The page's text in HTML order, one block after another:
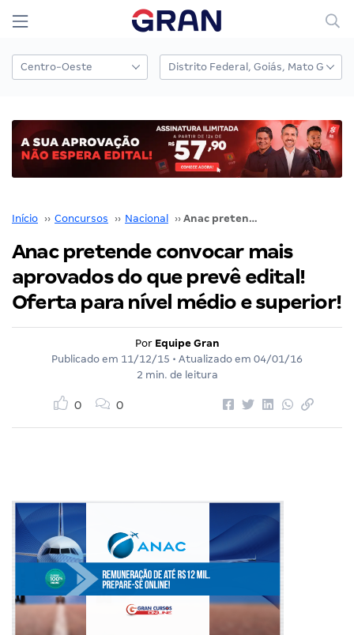
Início ›› Concursos ›› Nacional ›› Anac pretende convocar mais aprovados do que prevê edital! Oferta para nível médio e superior!
Anac pretende convocar mais
aprovados do que prevê edital!
Oferta para nível médio e superior!
Por Equipe Gran
Publicado em 11/12/15 • Atualizado em 04/01/16
2 min. de leitura
0 0